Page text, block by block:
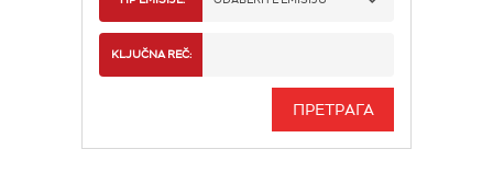
RADIO BEOGRAD 3
INFO
KLJUČNA REČ: